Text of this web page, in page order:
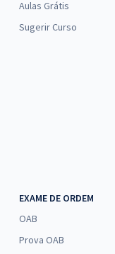
Aulas Grátis
Sugerir Curso
EXAME DE ORDEM
OAB
Prova OAB